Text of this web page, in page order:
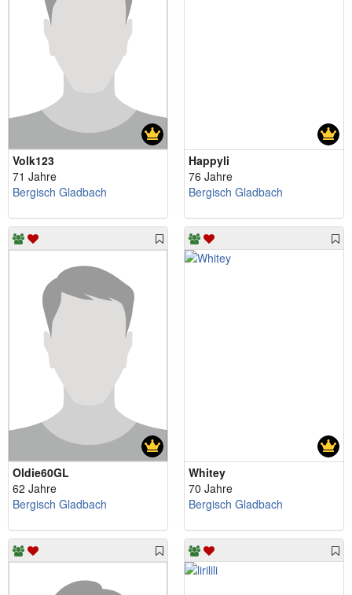
Volk123
71 Jahre
Bergisch Gladbach
Happyli
76 Jahre
Bergisch Gladbach
Oldie60GL
62 Jahre
Bergisch Gladbach
Whitey
70 Jahre
Bergisch Gladbach